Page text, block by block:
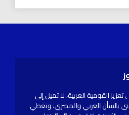
القومية العربية، لا تميل إلى
بالشأن العربي والمصري، وتغطي